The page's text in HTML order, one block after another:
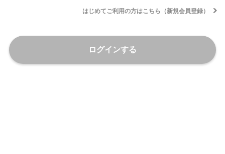
はじめてご利用の方はこちら（新規会員登録）
ログインする